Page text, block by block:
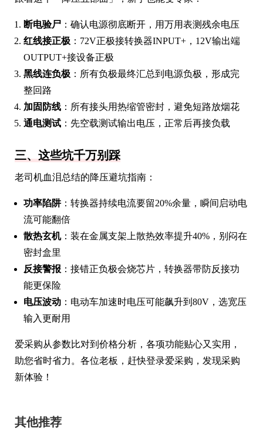
断电验尸 ：确认电源彻底断开，用万用表测残余电压
红线接正极 ：72V正极接转换器INPUT+，12V输出端
OUTPUT+接设备正极
黑线连负极 ：所有负极最终汇总到电源负极，形成完
整回路
加固防线 ：所有接头用热缩管密封，避免短路放烟花
通电测试 ：先空载测试输出电压，正常后再接负载
三、这些坑千万别踩
老司机血泪总结的降压避坑指南：
功率陷阱：转换器持续电流要留20%余量，瞬间启动电
流可能翻倍
散热玄机：装在金属支架上散热效率提升40%，别闷在
密封盒里
反接警报 ：接错正负极会烧芯片，转换器带防反接功
能更保险
电压波动 ：电动车加速时电压可能飙升到80V，选宽压
输入更耐用
爱采购从参数比对到价格分析，各项功能贴心又实用，
助您省时省力。各位老板，赶快登录爱采购，发现采购
新体验！
其他推荐